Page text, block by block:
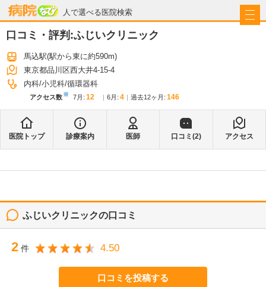
人で選べる医院検索
病院なび
口コミ・評判:ふじいクリニック
馬込駅(駅から東に約590m)
東京都品川区西大井4-15-4
内科 小児科 循環器科
アクセス数※ 7月 : 12 6月 : 4 過去12ヶ月: 146
医院トップ 診療案内 医師 口コミ(2) アクセス
ふじいクリニックの口コミ
2 件 4.50
口コミを投稿する